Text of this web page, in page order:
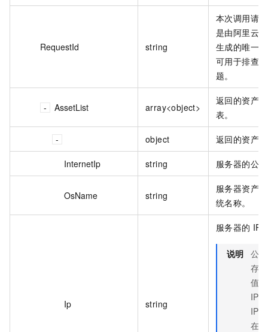
RequestId string
本次调用请
是由阿里云
生成的唯一
可用于排查
题。
AssetList array<object>
返回的资产
表。
object 返回的资产
InternetIp string 服务器的公
OsName string
服务器资产
统名称。
Ip string
服务器的 IP
说明 公
存
值
IP
IP
在